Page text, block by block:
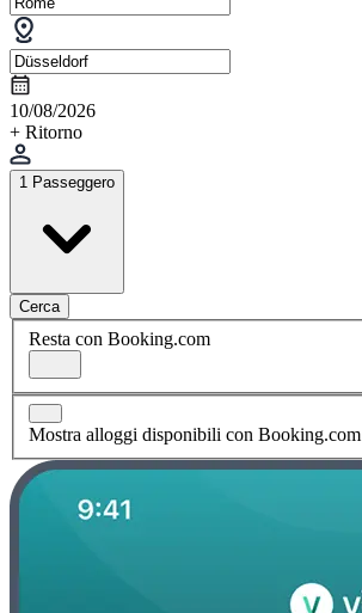
10/08/2026
+ Ritorno
1 Passeggero
Cerca
Resta con Booking.com
Mostra alloggi disponibili con Booking.com